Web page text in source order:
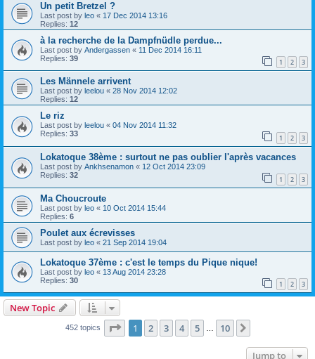
Un petit Bretzel ?
Last post by leo « 17 Dec 2014 13:16
Replies: 12
à la recherche de la Dampfnüdle perdue...
Last post by Andergassen « 11 Dec 2014 16:11
Replies: 39 1 2 3
Les Männele arrivent
Last post by leelou « 28 Nov 2014 12:02
Replies: 12
Le riz
Last post by leelou « 04 Nov 2014 11:32
Replies: 33 1 2 3
Lokatoque 38ème : surtout ne pas oublier l'après vacances
Last post by Ankhsenamon « 12 Oct 2014 23:09
Replies: 32 1 2 3
Ma Choucroute
Last post by leo « 10 Oct 2014 15:44
Replies: 6
Poulet aux écrevisses
Last post by leo « 21 Sep 2014 19:04
Lokatoque 37ème : c'est le temps du Pique nique!
Last post by leo « 13 Aug 2014 23:28
Replies: 30 1 2 3
New Topic
452 topics Page 1of 10
1 2 3 4 5 10
Jump to